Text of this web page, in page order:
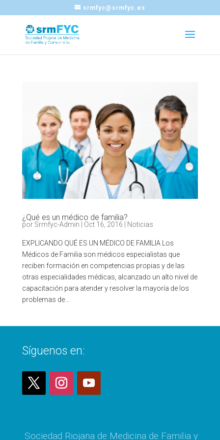
srmfyc@srmfyc.es
¿Qué es un médico de familia?
por Srmfyc-Admin Oct 16, 2016 Noticias
EXPLICANDO QUÉ ES UN MÉDICO DE FAMILIA Los
Médicos de Familia son médicos especialistas que
reciben formación en competencias propias y de las
otras especialidades médicas, alcanzado un alto nivel de
capacitación para atender y resolver la mayoría de los
problemas de...
Síguenos en:
Sociedad Riojana de Medicina de Familia y